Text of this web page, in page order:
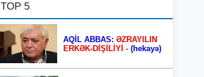
TOP 5
AQİL ABBAS: ƏZRAYILIN
ERKƏK-DİŞİLİYİ - (hekayə)